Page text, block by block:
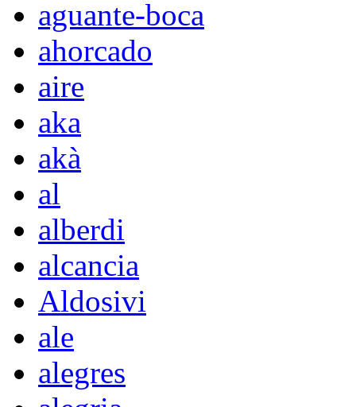
aguante-boca
ahorcado
aire
aka
akà
al
alberdi
alcancia
Aldosivi
ale
alegres